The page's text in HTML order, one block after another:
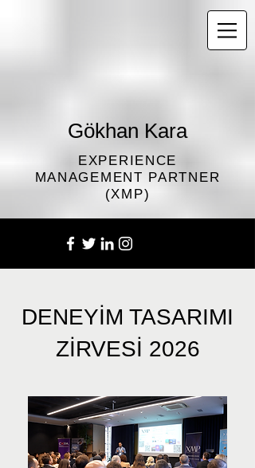
Gökhan Kara
EXPERIENCE
MANAGEMENT PARTNER
(XMP)
DENEYİM TASARIMI
ZİRVESİ 2026